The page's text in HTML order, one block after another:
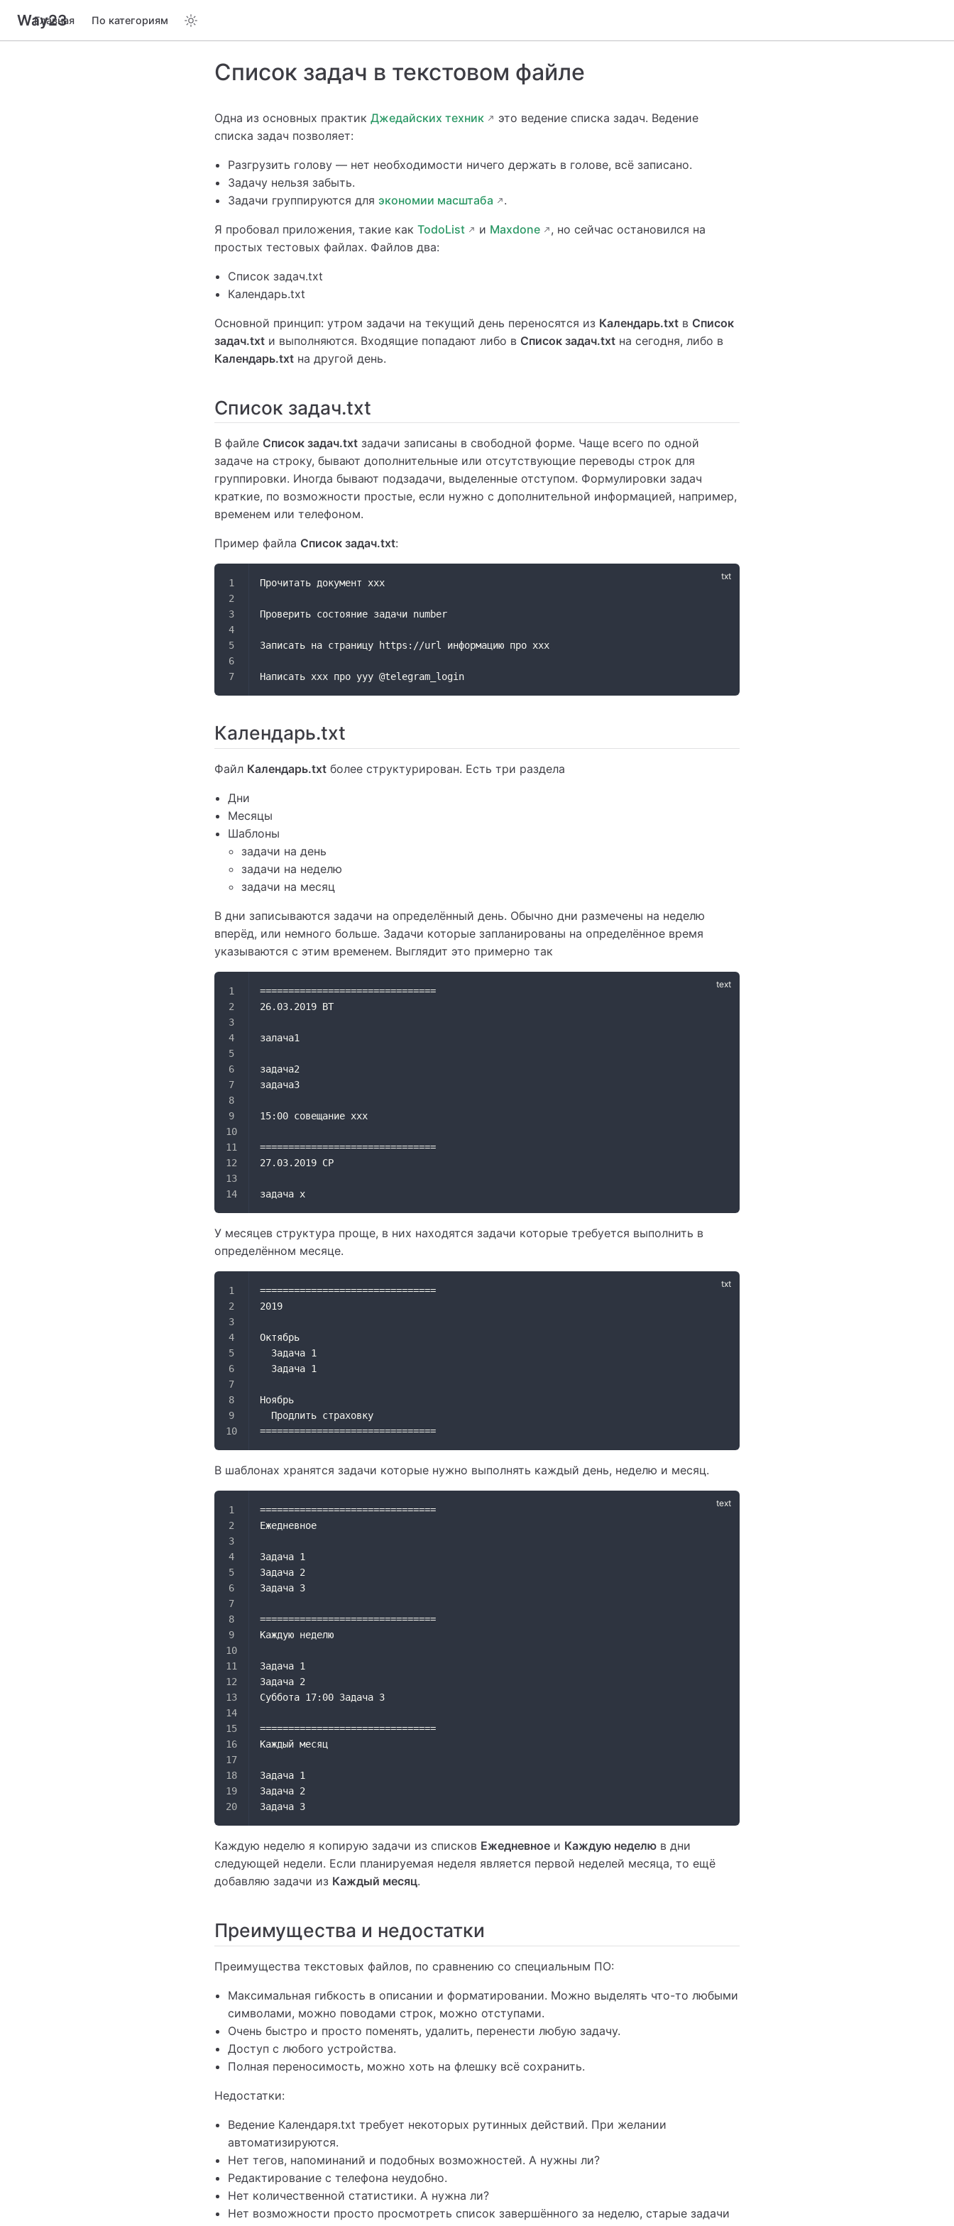
Way23
Главная По категориям
Список задач в текстовом файле
Одна из основных практик Джедайских техник
это ведение списка задач. Ведение
списка задач позволяет:
Разгрузить голову — нет необходимости ничего держать в голове, всё записано.
Задачу нельзя забыть.
Задачи группируются дляэкономии масштаба .
Я пробовал приложения, такие как TodoList и Maxdone
, но сейчас остановился на
простых тестовых файлах. Файлов два:
Список задач.txt
Календарь.txt
Основной принцип: утром задачи на текущий день переносятся из Календарь.txt в Список
задач.txt и выполняются. Входящие попадают либо в Список задач.txt на сегодня, либо в
Календарь.txt на другой день.
Список задач.txt
В файле Список задач.txt задачи записаны в свободной форме. Чаще всего по одной
задаче на строку, бывают дополнительные или отсутствующие переводы строк для
группировки. Иногда бывают подзадачи, выделенные отступом. Формулировки задач
краткие, по возможности простые, если нужно с дополнительной информацией, например,
временем или телефоном.
Пример файла Список задач.txt:
Прочитать документ xxx
Проверить состояние задачи number
Записать на страницу https://url информацию про xxx
Написать xxx про yyy @telegram_login
Календарь.txt
Файл Календарь.txt более структурирован. Есть три раздела
Дни
Месяцы
Шаблоны
задачи на день
задачи на неделю
задачи на месяц
В дни записываются задачи на определённый день. Обычно дни размечены на неделю
вперёд, или немного больше. Задачи которые запланированы на определённое время
указываются с этим временем. Выглядит это примерно так
===============================
26.03.2019 ВТ
залача1
задача2
задача3
15:00 совещание xxx
===============================
27.03.2019 СР
задача x
У месяцев структура проще, в них находятся задачи которые требуется выполнить в
определённом месяце.
===============================
2019
Октябрь
  Задача 1
  Задача 1
Ноябрь
  Продлить страховку
===============================
В шаблонах хранятся задачи которые нужно выполнять каждый день, неделю и месяц.
===============================
Ежедневное
Задача 1
Задача 2
Задача 3
===============================
Каждую неделю
Задача 1
Задача 2
Суббота 17:00 Задача 3
===============================
Каждый месяц
Задача 1
Задача 2
Задача 3
Каждую неделю я копирую задачи из списков Ежедневное и Каждую неделю в дни
следующей недели. Если планируемая неделя является первой неделей месяца, то ещё
добавляю задачи из Каждый месяц.
Преимущества и недостатки
Преимущества текстовых файлов, по сравнению со специальным ПО:
Максимальная гибкость в описании и форматировании. Можно выделять что-то любыми
символами, можно поводами строк, можно отступами.
Очень быстро и просто поменять, удалить, перенести любую задачу.
Доступ с любого устройства.
Полная переносимость, можно хоть на флешку всё сохранить.
Недостатки:
Ведение Календаря.txt требует некоторых рутинных действий. При желании
автоматизируются.
Нет тегов, напоминаний и подобных возможностей. А нужны ли?
Редактирование с телефона неудобно.
Нет количественной статистики. А нужна ли?
Нет возможности просто просмотреть список завершённого за неделю, старые задачи